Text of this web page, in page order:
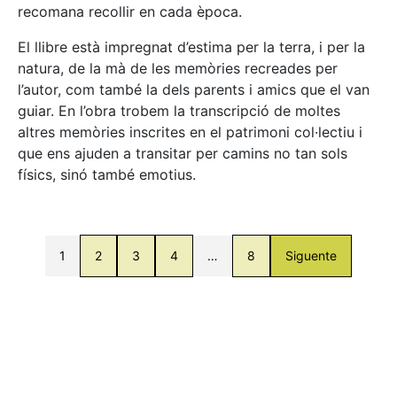
recomana recollir en cada època.
El llibre està impregnat d’estima per la terra, i per la
natura, de la mà de les memòries recreades per
l’autor, com també la dels parents i amics que el van
guiar. En l’obra trobem la transcripció de moltes
altres memòries inscrites en el patrimoni col·lectiu i
que ens ajuden a transitar per camins no tan sols
físics, sinó també emotius.
1 2 3 4 … 8 Siguente